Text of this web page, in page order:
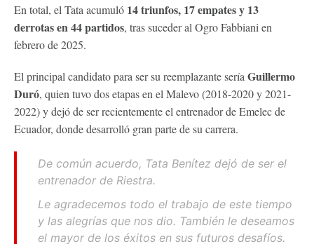
En total, el Tata acumuló 14 triunfos, 17 empates y 13
derrotas en 44 partidos, tras suceder al Ogro Fabbiani en
febrero de 2025.
El principal candidato para ser su reemplazante sería Guillermo
Duró, quien tuvo dos etapas en el Malevo (2018-2020 y 2021-
2022) y dejó de ser recientemente el entrenador de Emelec de
Ecuador, donde desarrolló gran parte de su carrera.
De común acuerdo, Tata Benítez dejó de ser el
entrenador de Riestra.
Le agradecemos todo el trabajo de este tiempo
y las alegrías que nos dio. También le deseamos
el mayor de los éxitos en sus futuros desafíos.